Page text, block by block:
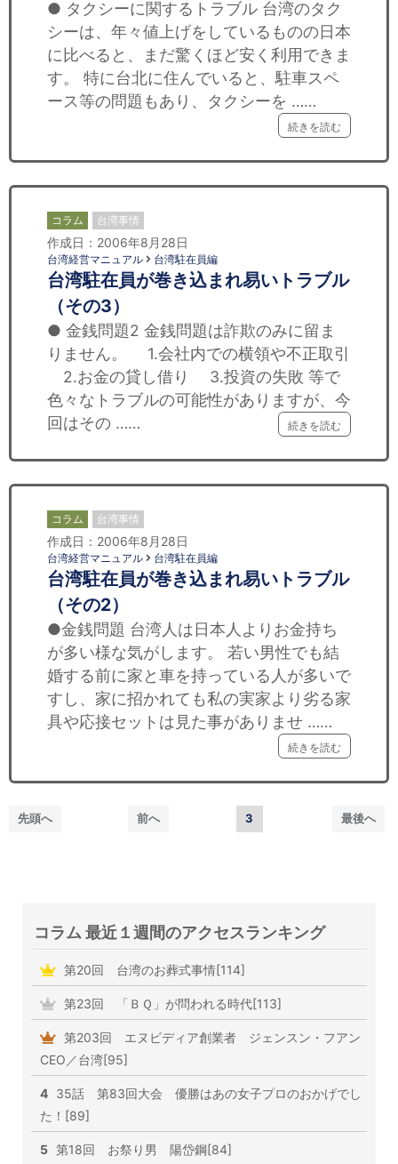
● タクシーに関するトラブル 台湾のタク
シーは、年々値上げをしているものの日本
に比べると、まだ驚くほど安く利用できま
す。 特に台北に住んでいると、駐車スペ
ース等の問題もあり、タクシーを ……
続きを読む
コラム 台湾事情
作成日：2006年8月28日
台湾経営マニュアル 台湾駐在員編
台湾駐在員が巻き込まれ易いトラブル
（その3）
● 金銭問題2 金銭問題は詐欺のみに留ま
りません。 1.会社内での横領や不正取引
2.お金の貸し借り 3.投資の失敗 等で
色々なトラブルの可能性がありますが、今
回はその ……
続きを読む
コラム 台湾事情
作成日：2006年8月28日
台湾経営マニュアル 台湾駐在員編
台湾駐在員が巻き込まれ易いトラブル
（その2）
●金銭問題 台湾人は日本人よりお金持ち
が多い様な気がします。 若い男性でも結
婚する前に家と車を持っている人が多いで
すし、家に招かれても私の実家より劣る家
具や応接セットは見た事がありませ ……
続きを読む
先頭へ 前へ 3 最後へ
コラム 最近１週間のアクセスランキング
第20回 台湾のお葬式事情[114]
第23回 「ＢＱ」が問われる時代[113]
第203回 エヌビディア創業者 ジェンスン・フアン
CEO／台湾[95]
4 35話 第83回大会 優勝はあの女子プロのおかげでし
た！[89]
5 第18回 お祭り男 陽岱鋼[84]